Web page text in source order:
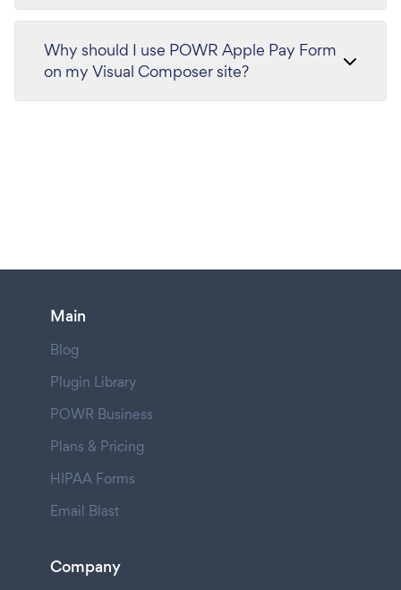
Why should I use POWR Apple Pay Form
on my Visual Composer site?
Main
Blog
Plugin Library
POWR Business
Plans & Pricing
HIPAA Forms
Email Blast
Company